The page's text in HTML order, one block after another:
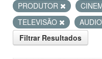
PRODUTOR
TELEVISÃO
Filtrar Resultados